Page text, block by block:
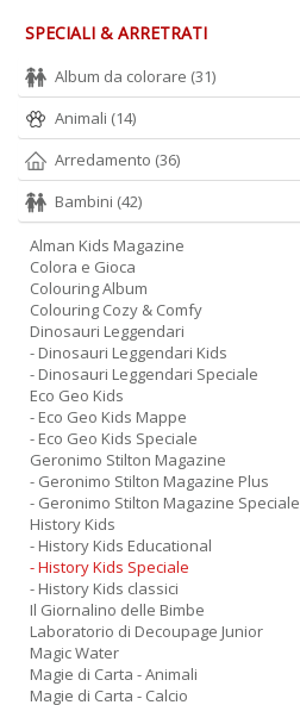
SPECIALI & ARRETRATI
Album da colorare (31)
Animali (14)
Arredamento (36)
Bambini (42)
Alman Kids Magazine
Colora e Gioca
Colouring Album
Colouring Cozy & Comfy
Dinosauri Leggendari
- Dinosauri Leggendari Kids
- Dinosauri Leggendari Speciale
Eco Geo Kids
- Eco Geo Kids Mappe
- Eco Geo Kids Speciale
Geronimo Stilton Magazine
- Geronimo Stilton Magazine Plus
- Geronimo Stilton Magazine Speciale
History Kids
- History Kids Educational
- History Kids Speciale
- History Kids classici
Il Giornalino delle Bimbe
Laboratorio di Decoupage Junior
Magic Water
Magie di Carta - Animali
Magie di Carta - Calcio